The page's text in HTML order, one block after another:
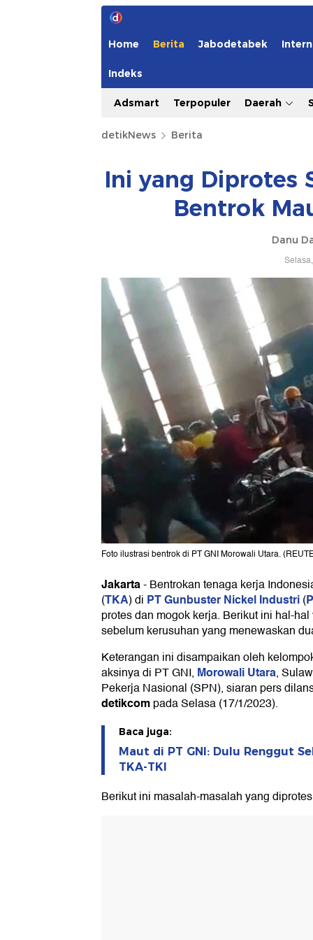
Home Berita Jabodetabek
Indeks
Adsmart Terpopuler Daerah
detikNews Berita
Ini yang Diprotes
Bentrok
Danu
Foto ilustrasi bentrok di PT GNI Morowali Utara.
Jakarta-Bentrokan tenaga kerja
(TKA) di PT Gunbuster Nickel Industri(
protes dan mogok kerja. Berikut ini hal-
sebelum kerusuhan yang menewaskan
Keterangan ini disampaikan oleh
aksinya di PT GNI, Morowali Utara,
Pekerja Nasional (SPN), siaran pers
detikcompada Selasa (17/1/2023).
Baca juga:
Maut di PT GNI: Dulu Renggut
TKA-TKI
Berikut ini masalah-masalah yang